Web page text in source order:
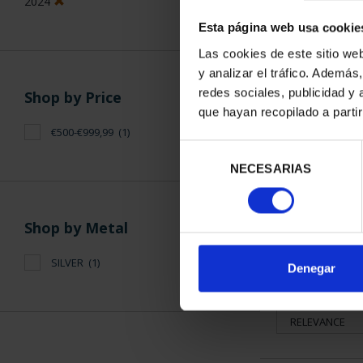
Esta página web usa
Las cookies de este sitio
y analizar el tráfico.
redes sociales, publicidad y
que hayan recopilado a
consentimiento
NECESARIAS
Denegar
Shop by Price
€500-€999,99 (1)
Shop by Metal
SILVER (1)
SORT BY: